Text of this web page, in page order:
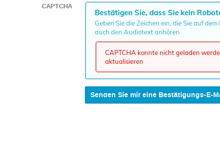
CAPTCHA
Bestätigen Sie, dass Sie kein
Geben Sie die Zeichen ein, die Sie auf
auch den Audiotext anhören
CAPTCHA konnte nicht geladen
aktualisieren